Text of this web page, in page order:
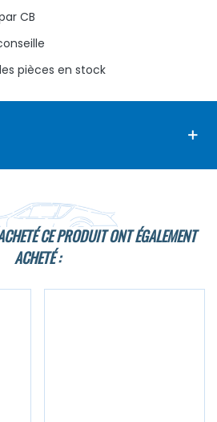
CB
pièces en stock
CE PRODUIT ONT ÉGALEMENT
ACHETÉ :